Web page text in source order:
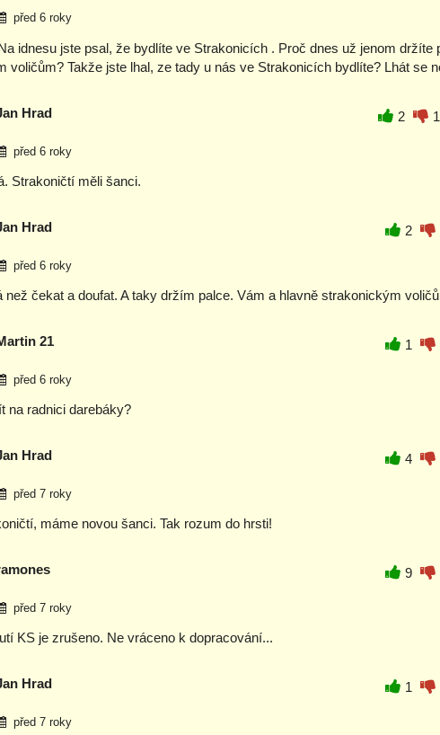
před 6 roky
idnesu jste psal, že bydlíte ve Strakonicích . Proč dnes už jenom držíte
voličům? Takže jste lhal, ze tady u nás ve Strakonicích bydlíte? Lhát se
Hrad 2
před 6 roky
Strakoničtí měli šanci.
Hrad 2
před 6 roky
než čekat a doufat. A taky držím palce. Vám a hlavně strakonickým
21 1
před 6 roky
na radnici darebáky?
Hrad 4
před 7 roky
máme novou šanci. Tak rozum do hrsti!
9
před 7 roky
KS je zrušeno. Ne vráceno k dopracování...
Hrad 1
před 7 roky